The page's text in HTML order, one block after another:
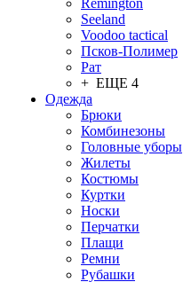
Remington
Seeland
Voodoo tactical
Псков-Полимер
Рат
+ ЕЩЕ 4
Одежда
Брюки
Комбинезоны
Головные уборы
Жилеты
Костюмы
Куртки
Носки
Перчатки
Плащи
Ремни
Рубашки